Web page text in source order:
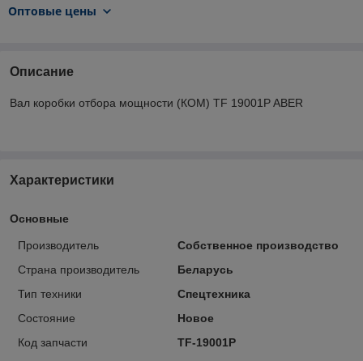
Оптовые цены
Описание
Вал коробки отбора мощности (КОМ) TF 19001P ABER
Характеристики
Основные
Производитель
Собственное производство
Страна производитель
Беларусь
Тип техники
Спецтехника
Состояние
Новое
Код запчасти
TF-19001P